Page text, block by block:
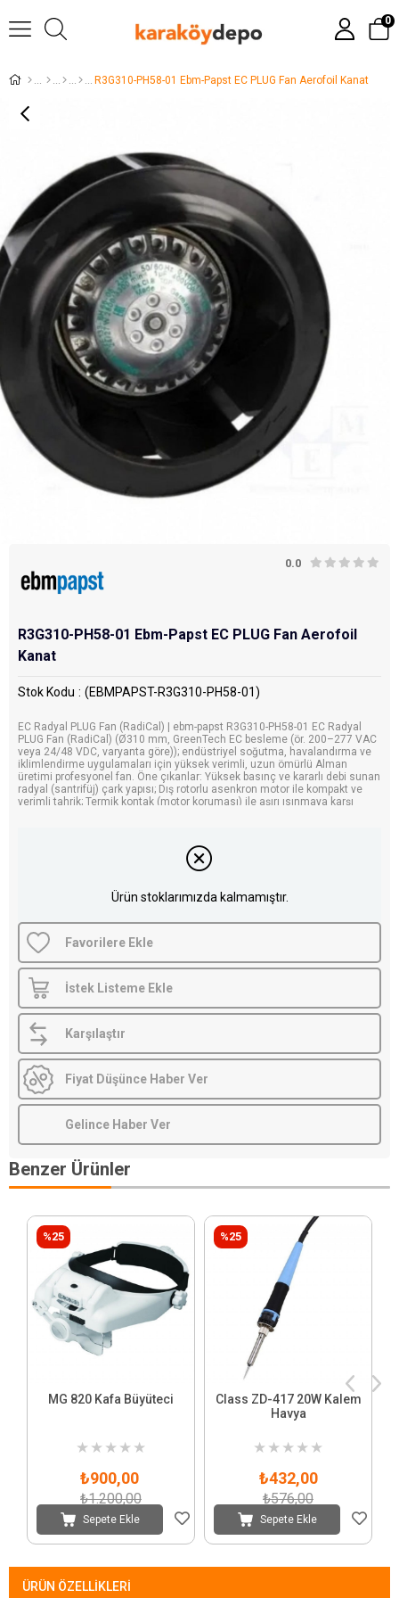
0
R3G310-PH58-01 Ebm-Papst EC PLUG Fan Aerofoil Kanat
0.0
R3G310-PH58-01 Ebm-Papst EC PLUG Fan Aerofoil
Kanat
Stok Kodu (EBMPAPST-R3G310-PH58-01)
EC Radyal PLUG Fan (RadiCal) | ebm-papst R3G310-PH58-01 EC Radyal
PLUG Fan (RadiCal) (Ø310 mm, GreenTech EC besleme (ör. 200–277 VAC
veya 24/48 VDC, varyanta göre)); endüstriyel soğutma, havalandırma ve
iklimlendirme uygulamaları için yüksek verimli, uzun ömürlü Alman
üretimi profesyonel fan. Öne çıkanlar: Yüksek basınç ve kararlı debi sunan
radyal (santrifüj) çark yapısı; Dış rotorlu asenkron motor ile kompakt ve
verimli tahrik; Termik kontak (motor koruması) ile aşırı ısınmaya karşı
Ürün stoklarımızda kalmamıştır.
Favorilere Ekle
İstek Listeme Ekle
Karşılaştır
Fiyat Düşünce Haber Ver
Gelince Haber Ver
Benzer Ürünler
MG 820 Kafa Büyüteci
★ ★ ★ ★ ★
₺900,00
₺1.200,00
Sepete Ekle
%25
Class ZD-417 20W Kalem
Havya
★ ★ ★ ★ ★
₺432,00
₺576,00
Sepete Ekle
%25
ÜRÜN ÖZELLIKLERI